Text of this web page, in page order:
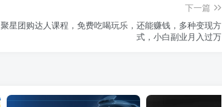
下一篇
聚星团购达人课程，免费吃喝玩乐，还能赚钱，多种变现方
式，小白副业月入过万